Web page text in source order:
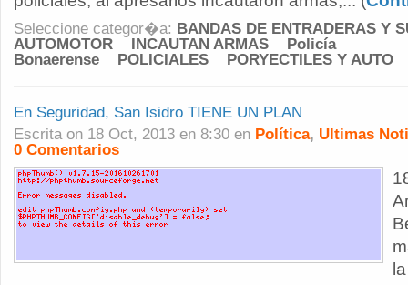
Seleccione categor�a: BANDAS DE ENTRADERAS Y
AUTOMOTOR
INCAUTAN ARMAS
Policía
Bonaerense
POLICIALES PORYECTILES Y AUTO
En Seguridad, San Isidro TIENE UN PLAN
Escrita on 18 Oct, 2013 en 8:30 en Política, Ultimas
0 Comentarios